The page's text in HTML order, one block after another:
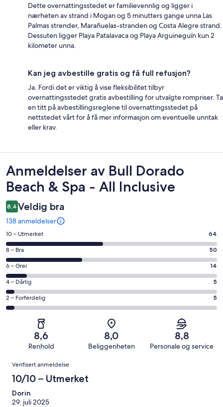
Dette overnattingsstedet er familievennlig og ligger i
nærheten av strand i Mogan og 5 minutters gange unna Las
Palmas strender, Marañuelas-stranden og Costa Alegre strand.
Dessuten ligger Playa Patalavaca og Playa Arguineguín kun 2
kilometer unna.
Kan jeg avbestille gratis og få full refusjon?
Ja. Fordi det er viktig å vise fleksibilitet tilbyr
overnattingsstedet gratis avbestilling for utvalgte rompriser. Ta
en titt på avbestillingsreglene til overnattingsstedet på
nettstedet vårt for å få mer informasjon om eventuelle unntak
eller krav.
Anmeldelser
Anmeldelser av Bull Dorado
Beach & Spa - All Inclusive
8,4 Veldig bra
138 anmeldelser
Rangering
på
10
−
Utmerket.
64
av
totalt
anmeldelser.
10 – Utmerket 64
Rangering
på
8
−
Bra.
50
anmeldelser.
8 – Bra 50
Rangering
på
6
−
Grei.
anmeldelser.
6 – Grei 14
Rangering
på
4
138
anmeldelser.
4 – Dårlig 5
Rangering
på
Forferdelig.
av
138
anmeldelser.
2 – Forferdelig 5
8,6
Renhold
8,0
Beliggenheten
8,8
Personale og service
Anmeldelser
Verifisert anmeldelse
10/10 – Utmerket
Dorin
29. juli 2025